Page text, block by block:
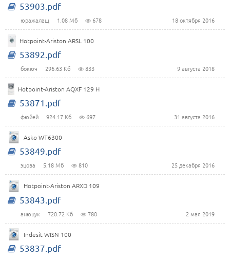
53903.pdf
18 октября 2016
юражалащ 1.08 Мб 678
Hotpoint-Ariston ARSL 100
53892.pdf
9 августа 2018
бокюч 296.63 Кб 833
Hotpoint-Ariston AQXF 129 H
53871.pdf
31 августа 2016
фюйей 924.17 Кб 697
Asko WT6300
53849.pdf
25 декабря 2016
эцова 5.18 Мб 810
Hotpoint-Ariston ARXD 109
53843.pdf
2 мая 2019
анюцук 720.72 Кб 780
Indesit WISN 100
53837.pdf